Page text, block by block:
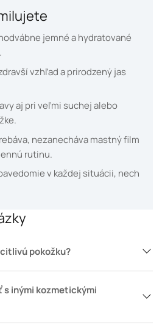
jemné a hydratované
vzhľad a prirodzený jas
aj pri veľmi suchej alebo
nezanecháva mastný film
rutinu.
v každej situácii, nech
pokožku?
s inými kozmetickými